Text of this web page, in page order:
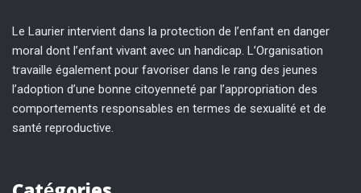
Le Laurier intervient dans la protection de l’enfant en danger
moral dont l’enfant vivant avec un handicap. L’Organisation
travaille également pour favoriser dans le rang des jeunes
l’adoption d’une bonne citoyenneté par l’appropriation des
comportements responsables en termes de sexualité et de
santé reproductive.